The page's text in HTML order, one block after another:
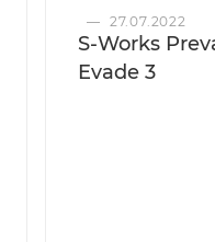
— 27.07.2022
S-Works
Evade 3